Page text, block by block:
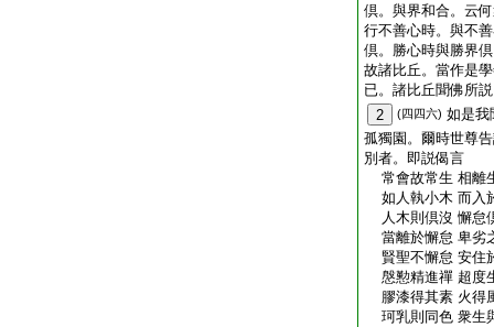
倶。與界和合。云
行不善心時。與不
倶。勝心時與勝界
故諸比丘。當作是
已。諸比丘聞佛所
2
(四四六) 如是我
孤獨園。爾時世尊
別者。即説偈言
常會故常生 相離
如人執小木 而入
人木則倶沒 懈怠
當離於懈怠 卑劣
賢聖不懈怠 安住
慇懃精進禪 超度
膠漆得其素 火得
珂乳則同色 衆生